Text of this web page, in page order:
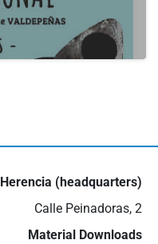
Herencia (headquarters)
Calle Peinadoras, 2
Material Downloads